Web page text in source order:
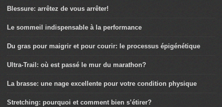
Blessure: arrêtez de vous arrêter!
Le sommeil indispensable à la performance
Du gras pour maigrir et pour courir: le processus épigénétique
Ultra-Trail: où est passé le mur du marathon?
La brasse: une nage excellente pour votre condition physique
Stretching: pourquoi et comment bien s’étirer?